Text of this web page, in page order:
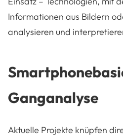
Informationen aus Bildern
analysieren und
Ganganalyse
Aktuelle Projekte knüpfen